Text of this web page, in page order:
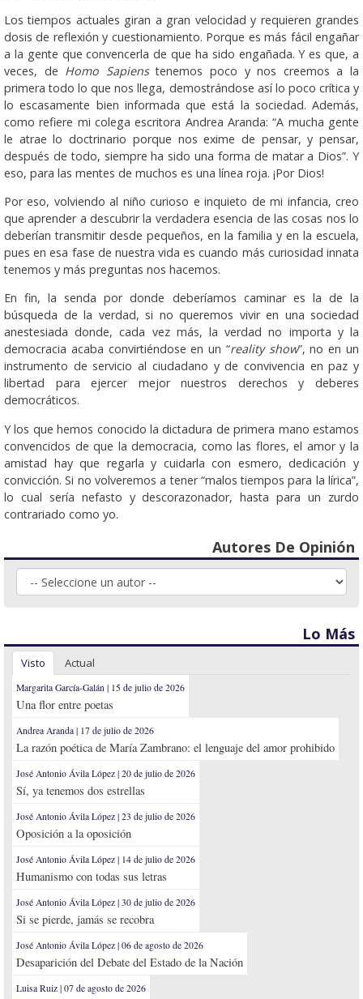
Los tiempos actuales giran a gran velocidad y requieren grandes
dosis de reflexión y cuestionamiento. Porque es más fácil engañar
a la gente que convencerla de que ha sido engañada. Y es que, a
veces, de Homo Sapienstenemos poco y nos creemos a la
primera todo lo que nos llega, demostrándose así lo poco crítica y
lo escasamente bien informada que está la sociedad. Además,
como refiere mi colega escritora Andrea Aranda: “A mucha gente
le atrae lo doctrinario porque nos exime de pensar, y pensar,
después de todo, siempre ha sido una forma de matar a Dios”. Y
eso, para las mentes de muchos es una línea roja. ¡Por Dios!
Por eso, volviendo al niño curioso e inquieto de mi infancia, creo
que aprender a descubrir la verdadera esencia de las cosas nos lo
deberían transmitir desde pequeños, en la familia y en la escuela,
pues en esa fase de nuestra vida es cuando más curiosidad innata
tenemos y más preguntas nos hacemos.
En fin, la senda por donde deberíamos caminar es la de la
búsqueda de la verdad, si no queremos vivir en una sociedad
anestesiada donde, cada vez más, la verdad no importa y la
democracia acaba convirtiéndose en un “reality show”, no en un
instrumento de servicio al ciudadano y de convivencia en paz y
libertad para ejercer mejor nuestros derechos y deberes
democráticos.
Y los que hemos conocido la dictadura de primera mano estamos
convencidos de que la democracia, como las flores, el amor y la
amistad hay que regarla y cuidarla con esmero, dedicación y
convicción. Si no volveremos a tener “malos tiempos para la lírica”,
lo cual sería nefasto y descorazonador, hasta para un zurdo
contrariado como yo.
Autores De Opinión
Lo Más
Visto Actual
Margarita García-Galán | 15 de julio de 2026
Una flor entre poetas
Andrea Aranda | 17 de julio de 2026
La razón poética de María Zambrano: el lenguaje del amor prohibido
José Antonio Ávila López | 20 de julio de 2026
Sí, ya tenemos dos estrellas
José Antonio Ávila López | 23 de julio de 2026
Oposición a la oposición
José Antonio Ávila López | 14 de julio de 2026
Humanismo con todas sus letras
José Antonio Ávila López | 30 de julio de 2026
Si se pierde, jamás se recobra
José Antonio Ávila López | 06 de agosto de 2026
Desaparición del Debate del Estado de la Nación
Luisa Ruiz | 07 de agosto de 2026